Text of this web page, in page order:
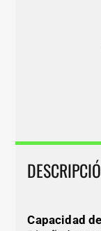
Capacidad